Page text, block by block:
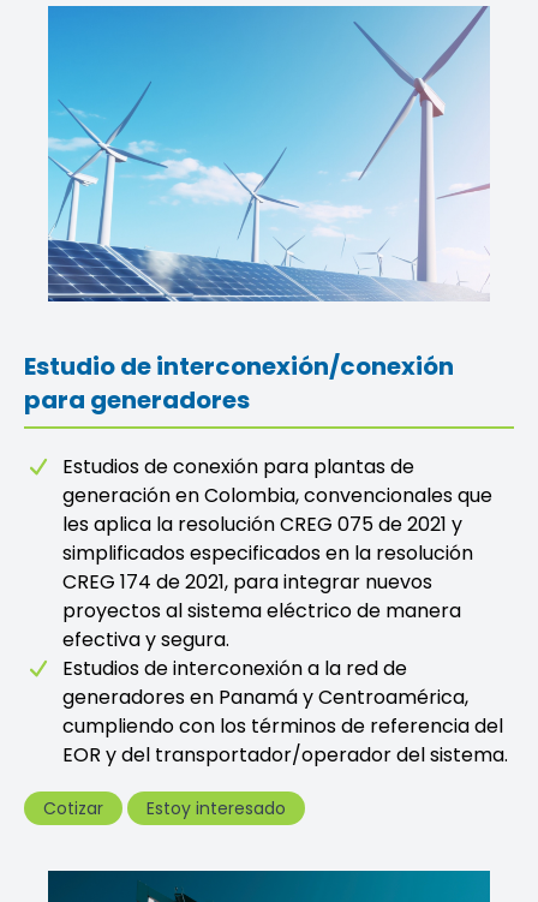
Estudio de interconexión/conexión
para generadores
Estudios de conexión para plantas de
generación en Colombia, convencionales que
les aplica la resolución CREG 075 de 2021 y
simplificados especificados en la resolución
CREG 174 de 2021, para integrar nuevos
proyectos al sistema eléctrico de manera
efectiva y segura.
Estudios de interconexión a la red de
generadores en Panamá y Centroamérica,
cumpliendo con los términos de referencia del
EOR y del transportador/operador del sistema.
Cotizar Estoy interesado